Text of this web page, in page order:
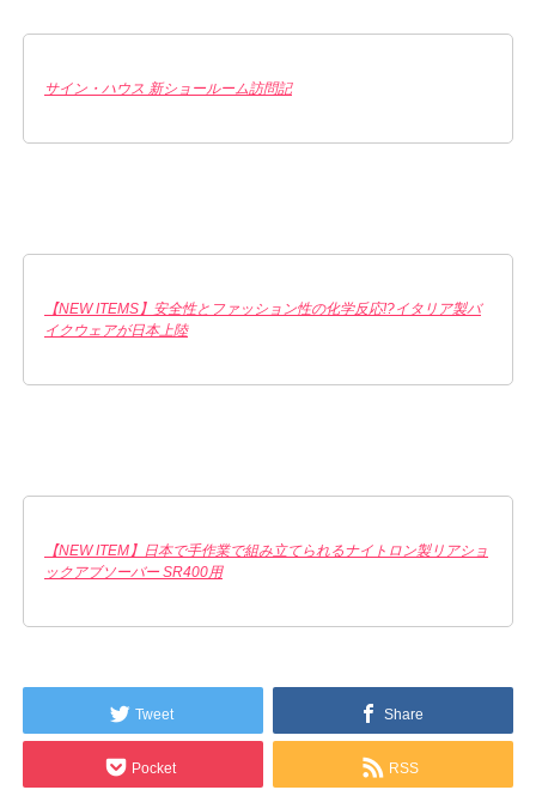
サイン・ハウス 新ショールーム訪問記
【NEW ITEMS】安全性とファッション性の化学反応!?イタリア製バ
イクウェアが日本上陸
【NEW ITEM】日本で手作業で組み立てられるナイトロン製リアショ
ックアブソーバー SR400用
Tweet Share
Pocket RSS